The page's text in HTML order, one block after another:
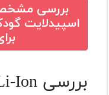
بررسی
بررسی V860II-F TTL Li-Ion